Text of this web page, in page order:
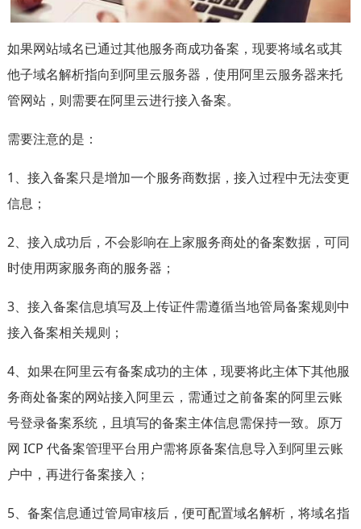
如果网站域名已通过其他服务商成功备案，现要将域名或其
他子域名解析指向到阿里云服务器，使用阿里云服务器来托
管网站，则需要在阿里云进行接入备案。
需要注意的是：
1、接入备案只是增加一个服务商数据，接入过程中无法变更
信息；
2、接入成功后，不会影响在上家服务商处的备案数据，可同
时使用两家服务商的服务器；
3、接入备案信息填写及上传证件需遵循当地管局备案规则中
接入备案相关规则；
4、如果在阿里云有备案成功的主体，现要将此主体下其他服
务商处备案的网站接入阿里云，需通过之前备案的阿里云账
号登录备案系统，且填写的备案主体信息需保持一致。原万
网 ICP 代备案管理平台用户需将原备案信息导入到阿里云账
户中，再进行备案接入；
5、备案信息通过管局审核后，便可配置域名解析，将域名指